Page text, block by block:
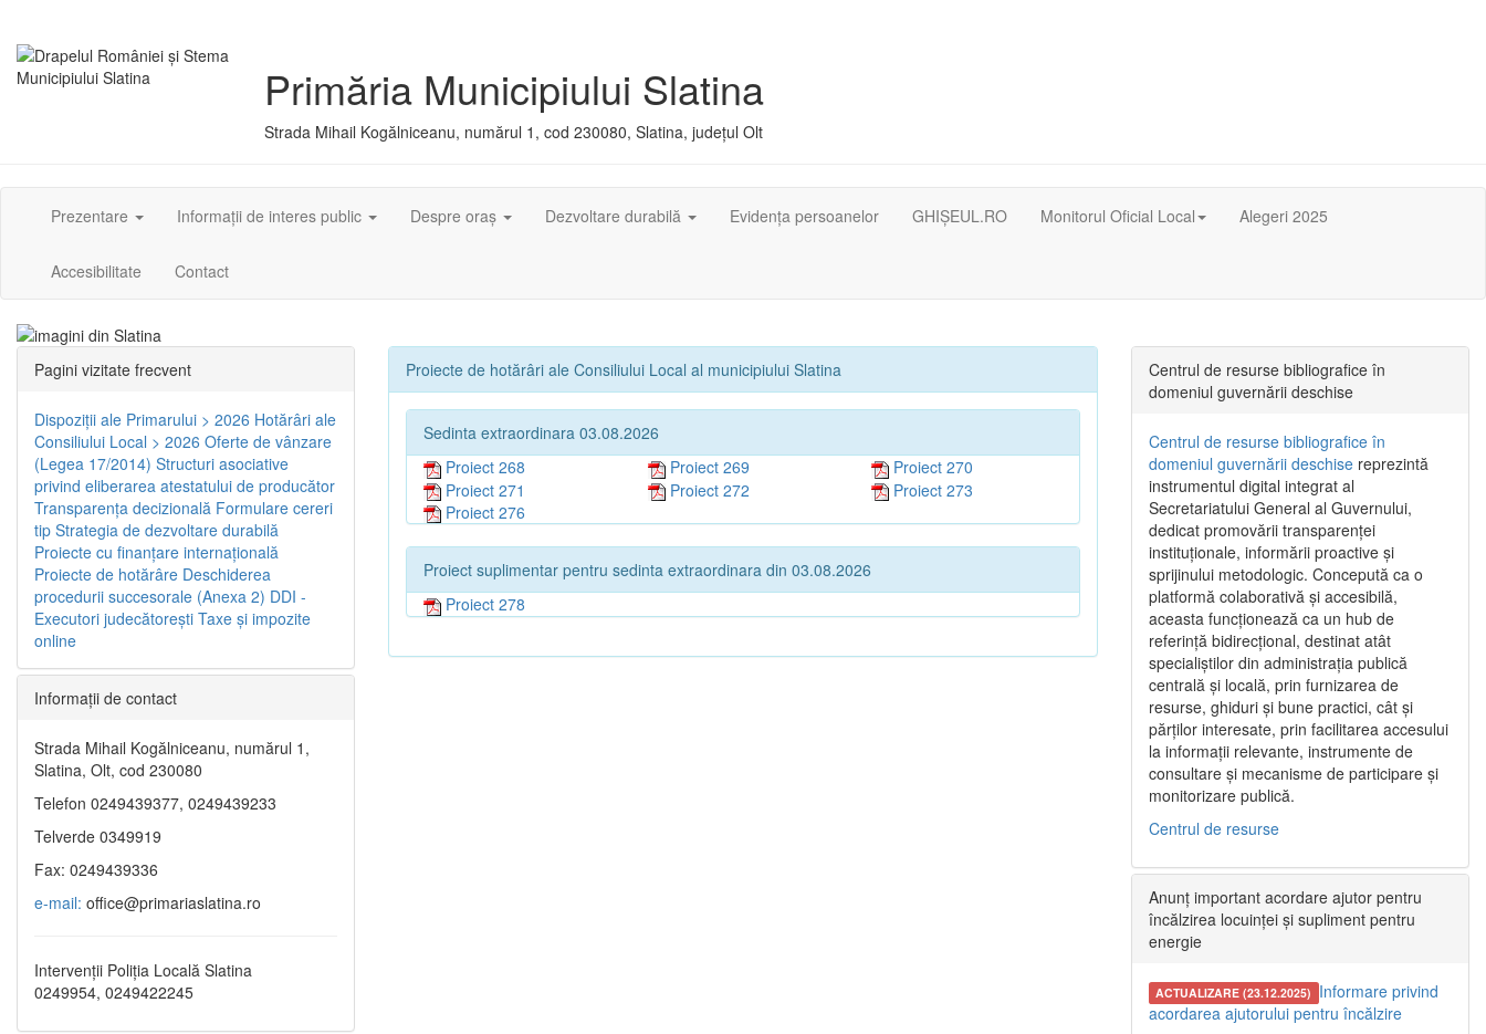
Primăria Municipiului Slatina
Strada Mihail Kogălniceanu, numărul 1, cod 230080, Slatina, județul Olt
Prezentare Informații de interes public Despre oraș Dezvoltare durabilă Evidența persoanelor GHIȘEUL.RO Monitorul Oficial Local Alegeri 2025
Accesibilitate Contact
Proiecte de hotărâri ale Consiliului Local al municipiului Slatina
Sedinta extraordinara 03.08.2026
Proiect 268
Proiect 269
Proiect 270
Proiect 271
Proiect 272
Proiect 273
Proiect 276
Proiect suplimentar pentru sedinta extraordinara din 03.08.2026
Proiect 278
Pagini vizitate frecvent
Dispoziţii ale Primarului > 2026 Hotărâri ale
Consiliului Local > 2026 Oferte de vânzare
(Legea 17/2014) Structuri asociative
privind eliberarea atestatului de producător
Transparenţa decizională Formulare cereri
tip Strategia de dezvoltare durabilă
Proiecte cu finanţare internaţională
Proiecte de hotărâre Deschiderea
procedurii succesorale (Anexa 2) DDI -
Executori judecătorești Taxe şi impozite
online
Informaţii de contact
Strada Mihail Kogălniceanu, numărul 1,
Slatina, Olt, cod 230080
Telefon 0249439377, 0249439233
Telverde 0349919
Fax: 0249439336
e-mail: office@primariaslatina.ro
Intervenții Poliția Locală Slatina
0249954, 0249422245
Centrul de resurse bibliografice în
domeniul guvernării deschise
Centrul de resurse bibliografice în
domeniul guvernării deschise reprezintă
instrumentul digital integrat al
Secretariatului General al Guvernului,
dedicat promovării transparenței
instituționale, informării proactive și
sprijinului metodologic. Concepută ca o
platformă colaborativă și accesibilă,
aceasta funcționează ca un hub de
referință bidirecțional, destinat atât
specialiștilor din administrația publică
centrală și locală, prin furnizarea de
resurse, ghiduri și bune practici, cât și
părților interesate, prin facilitarea accesului
la informații relevante, instrumente de
consultare și mecanisme de participare și
monitorizare publică.
Centrul de resurse
Anunț important acordare ajutor pentru
încălzirea locuinței și supliment pentru
energie
ACTUALIZARE (23.12.2025) Informare privind
acordarea ajutorului pentru încălzire